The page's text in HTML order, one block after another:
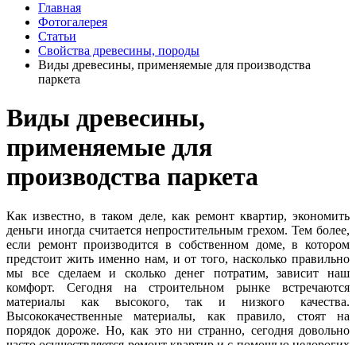
Главная
Фотогалерея
Статьи
Свойства древесины, породы
Виды древесины, применяемые для производства
паркета
Виды древесины,
применяемые для
производства паркета
Как известно, в таком деле, как ремонт квартир, экономить
деньги иногда считается непростительным грехом. Тем более,
если ремонт производится в собственном доме, в котором
предстоит жить именно нам, и от того, насколько правильно
мы все сделаем и сколько денег потратим, зависит наш
комфорт. Сегодня на строительном рынке встречаются
материалы как высокого, так и низкого качества.
Высококачественные материалы, как правило, стоят на
порядок дороже. Но, как это ни странно, сегодня довольно